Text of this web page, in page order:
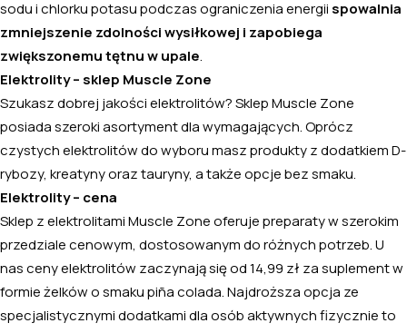
sodu i chlorku potasu podczas ograniczenia energii spowalnia
zmniejszenie zdolności wysiłkowej i zapobiega
zwiększonemu tętnu w upale
Elektrolity – sklep Muscle Zone
Szukasz dobrej jakości elektrolitów? Sklep Muscle Zone
posiada szeroki asortyment dla wymagających. Oprócz
czystych elektrolitów do wyboru masz produkty z dodatkiem D-
rybozy, kreatyny oraz tauryny, a także opcje bez smaku.
Elektrolity – cena
Sklep z elektrolitami Muscle Zone oferuje preparaty w szerokim
przedziale cenowym, dostosowanym do różnych potrzeb. U
nas ceny elektrolitów zaczynają się od 14,99 zł za suplement w
formie żelków o smaku piña colada. Najdroższa opcja ze
specjalistycznymi dodatkami dla osób aktywnych fizycznie to